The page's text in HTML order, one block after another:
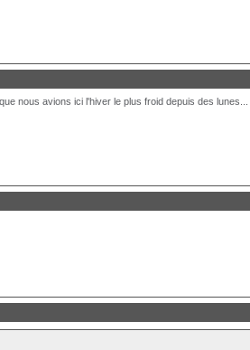
nous avions ici l'hiver le plus froid depuis des lunes...